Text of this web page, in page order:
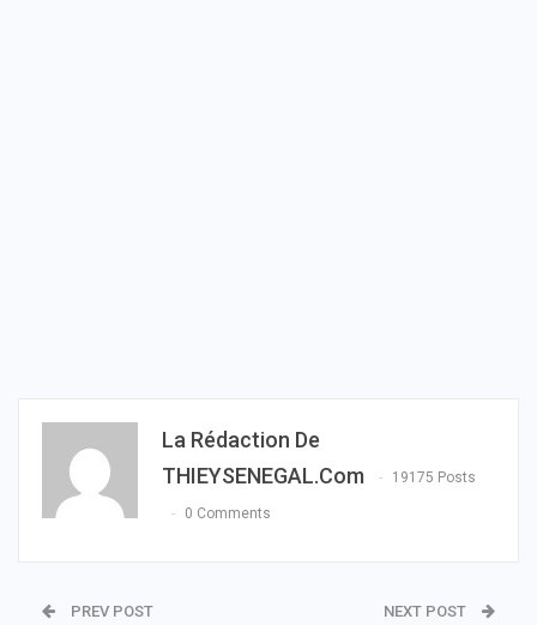
La Rédaction De
THIEYSENEGAL.com
19175 Posts
0 Comments
PREV POST NEXT POST